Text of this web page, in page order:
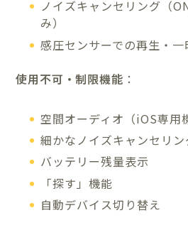
ノイズキャンセリング（
み）
感圧センサーでの再生・一
使用不可・制限機能 ：
空間オーディオ（iOS専用
細かなノイズキャンセリ
バッテリー残量表示
「探す」機能
自動デバイス切り替え